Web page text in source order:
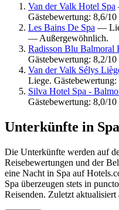
Van der Valk Hotel Spa
Gästebewertung: 8,6/
Les Bains De Spa —
— Außergewöhnlich.
Radisson Blu Balmoral
Gästebewertung: 8,2/
Van der Valk Sélys
Liege.
Silva Hotel Spa -
Gästebewertung: 8,0/
Unterkünfte in Spa
Die Unterkünfte werden auf
Reisebewertungen und der
eine Nacht in Spa auf
Spa überzeugen stets in
Reisenden. Zuletzt aktualisiert